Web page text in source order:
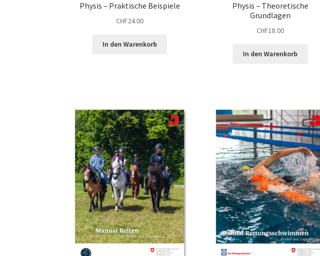
Physis – Praktische Beispiele
CHF24.00
In den Warenkorb
Physis – Theoretische
Grundlagen
CHF18.00
In den Warenkorb